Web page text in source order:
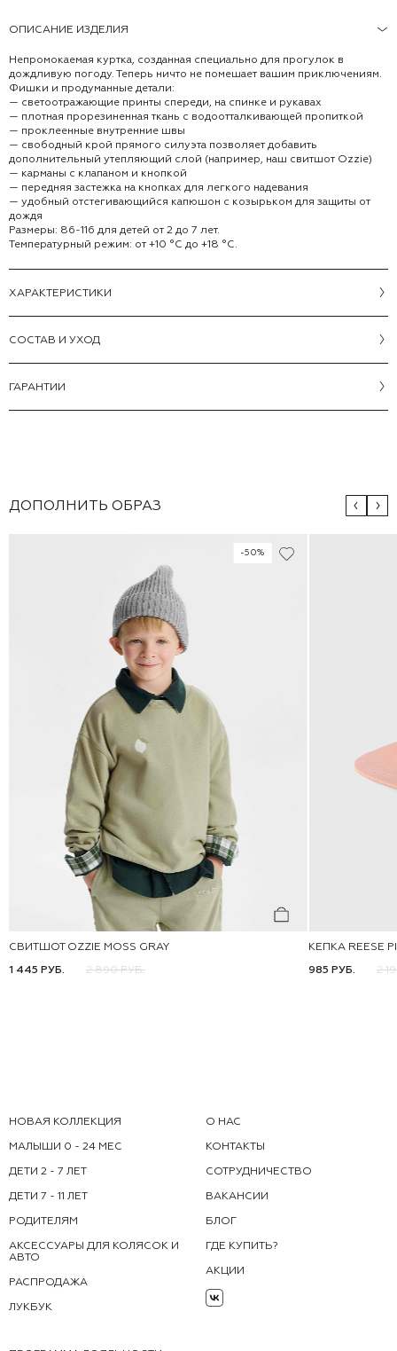
ОПИСАНИЕ ИЗДЕЛИЯ
Непромокаемая куртка, созданная специально для прогулок в
дождливую погоду. Теперь ничто не помешает вашим приключениям.
Фишки и продуманные детали:
— светоотражающие принты спереди, на спинке и рукавах
— плотная прорезиненная ткань с водоотталкивающей пропиткой
— проклеенные внутренние швы
— свободный крой прямого силуэта позволяет добавить
дополнительный утепляющий слой (например, наш свитшот Ozzie)
— карманы с клапаном и кнопкой
— передняя застежка на кнопках для легкого надевания
— удобный отстегивающийся капюшон с козырьком для защиты от
дождя
Размеры: 86-116 для детей от 2 до 7 лет.
Температурный режим: от +10 °С до +18 °С.
ХАРАКТЕРИСТИКИ
CОСТАВ И УХОД
ГАРАНТИИ
ДОПОЛНИТЬ ОБРАЗ
-50%
80 92 98
СВИТШОТ OZZIE MOSS GRAY
1 445 РУБ.
2 890 РУБ. 50-52
КЕПКА REESE
985 РУБ.
2
НОВАЯ КОЛЛЕКЦИЯ
МАЛЫШИ 0 - 24 МЕС
ДЕТИ 2 - 7 ЛЕТ
ДЕТИ 7 - 11 ЛЕТ
РОДИТЕЛЯМ
АКСЕССУАРЫ ДЛЯ КОЛЯСОК И
АВТО
РАСПРОДАЖА
ЛУКБУК
О НАС
КОНТАКТЫ
СОТРУДНИЧЕСТВО
ВАКАНСИИ
БЛОГ
ГДЕ КУПИТЬ?
АКЦИИ